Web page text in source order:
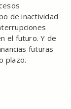
de inactividad
el futuro. Y de
futuras
plazo.